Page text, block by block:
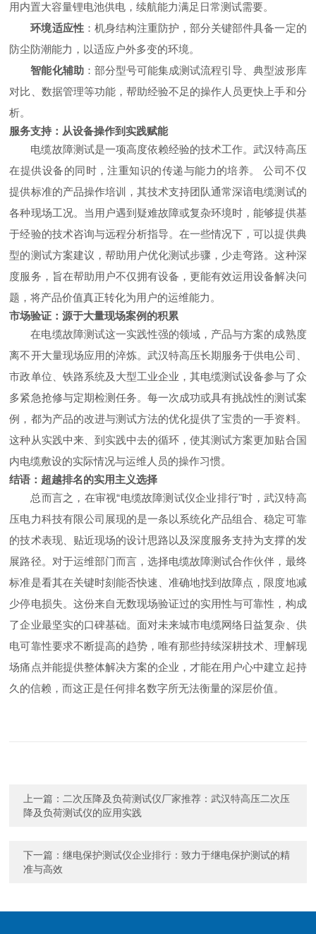
用内置大容量锂电池供电，续航能力满足日常测试需要。
环境适应性：机身结构注重防护，部分关键部件具备一定的
防尘防潮能力，以适应户外多变的环境。
智能化辅助：部分型号可能集成测试流程引导、典型波形库
对比、数据管理等功能，帮助经验不足的操作人员更快上手和分
析。
服务支持：从设备操作到实践赋能
电缆故障测试是一项高度依赖经验的技术工作。武汉特高压
在提供设备的同时，注重知识的传递与能力的培养。 公司不仅
提供标准的产品操作培训，其技术支持团队通常深谙电缆测试的
各种现场工况。当用户遇到疑难故障或复杂环境时，能够提供基
于经验的技术咨询与远程分析指导。在一些情况下，可以提供典
型的测试方案建议，帮助用户优化测试步骤，少走弯路。这种深
度服务，旨在帮助用户不仅拥有设备，更能有效运用设备解决问
题，将产品价值真正转化为用户的运维能力。
市场验证：源于大量现场案例的积累
在电缆故障测试这一实践性强的领域，产品与方案的成熟度
离不开大量现场应用的淬炼。武汉特高压长期服务于供电公司、
市政单位、铁路系统及大型工业企业，其电缆测试设备参与了众
多紧急抢修与定期检测任务。每一次成功或具有挑战性的测试案
例，都为产品的改进与测试方法的优化提供了宝贵的一手资料。
这种从实践中来、到实践中去的循环，使其测试方案更加贴合国
内电缆敷设的实际情况与运维人员的操作习惯。
结语：超越排名的实用主义选择
总而言之，在审视“电缆故障测试仪企业排行"时，武汉特高
压电力科技有限公司展现的是一条以系统化产品组合、稳定可靠
的技术表现、贴近现场的设计思路以及深度服务支持为支撑的发
展路径。对于运维部门而言，选择电缆故障测试合作伙伴，最终
标准是看其在关键时刻能否快速、准确地找到故障点，限度地减
少停电损失。这份来自无数现场验证过的实用性与可靠性，构成
了企业最坚实的口碑基础。面对未来城市电缆网络日益复杂、供
电可靠性要求不断提高的趋势，唯有那些持续深耕技术、理解现
场痛点并能提供整体解决方案的企业，才能在用户心中建立起持
久的信赖，而这正是任何排名数字所无法衡量的深层价值。
上一篇： 二次压降及负荷测试仪厂家推荐：武汉特高压二次压
降及负荷测试仪的应用实践
下一篇：继电保护测试仪企业排行：致力于继电保护测试的精
准与高效